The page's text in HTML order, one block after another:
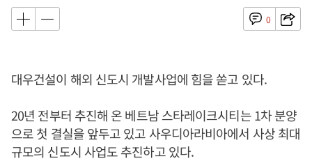
0
대우건설이 해외 신도시 개발사업에 힘을 쏟고 있다.
20년 전부터 추진해 온 베트남 스타레이크시티는 1차 분양
으로 첫 결실을 앞두고 있고 사우디아라비아에서 사상 최대
규모의 신도시 사업도 추진하고 있다.